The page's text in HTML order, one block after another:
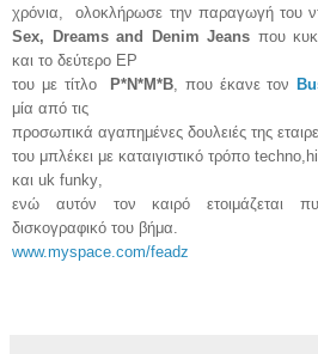
χρόνια, ολοκλήρωσε την παραγωγή του
Sex, Dreams and Denim Jeans που
και το δεύτερο EP
του με τίτλο
P*N*M*B , που έκανε τον
μία από τις
προσωπικά αγαπημένες δουλειές της
του μπλέκει με καταιγιστικό τρόπο techno
και uk funky
ενώ αυτόν τον καιρό ετοιμάζεται
δισκογραφικό του βήμα.
www.myspace.com/feadz